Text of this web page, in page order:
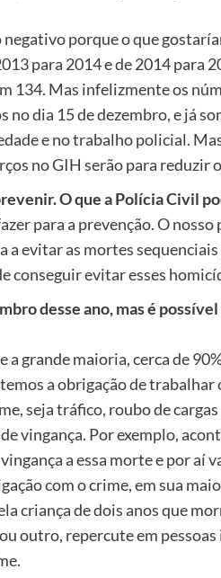
porque o que
para 2014 e de 2014 para
134. Mas infelizmente os
no dia 15 de dezembro, e já
e no trabalho policial.
no GIH serão para reduzir
O que a Polícia Civil
para a prevenção. O
a evitar as mortes
conseguir evitar esses
desse ano, mas é
grande maioria, cerca de
a obrigação de trabalhar
seja tráfico, roubo de
vingança. Por exemplo,
a essa morte e por aí
com o crime, em sua
criança de dois anos que
outro, repercute em